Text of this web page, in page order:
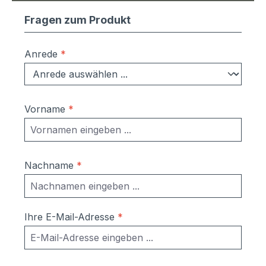
Fragen zum Produkt
Anrede *
Vorname *
Nachname *
Ihre E-Mail-Adresse *